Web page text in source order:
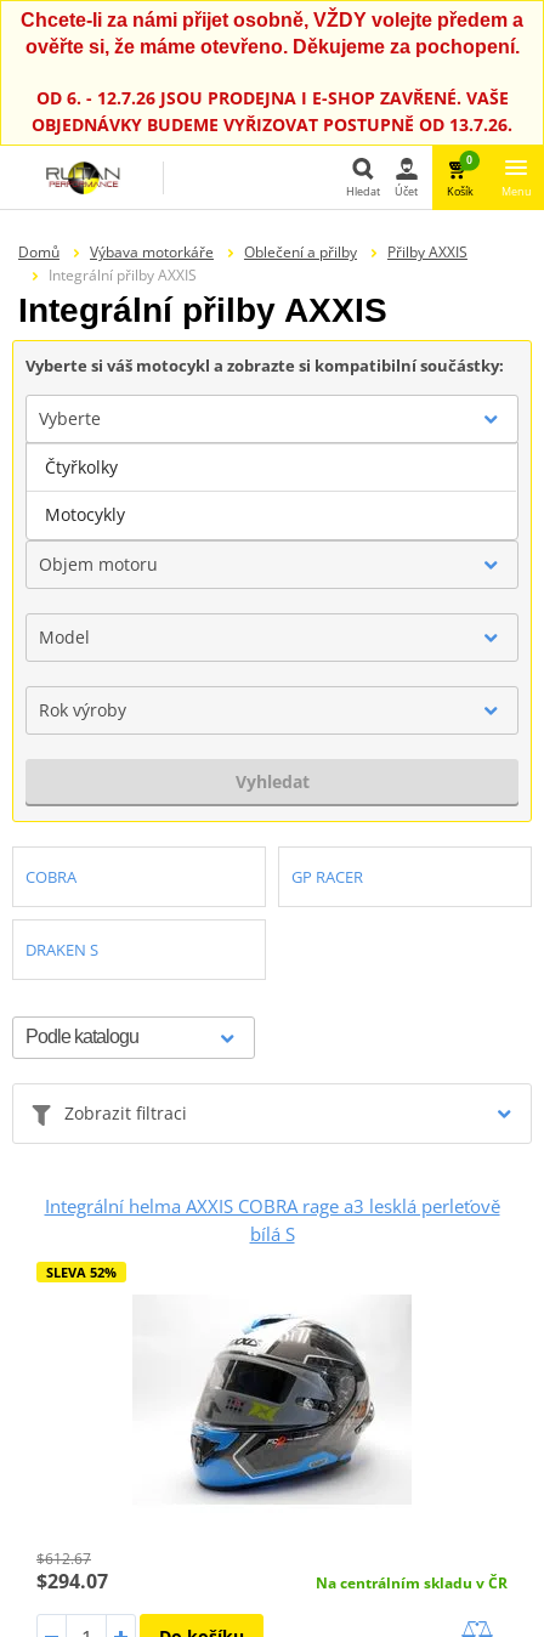
Chcete-li za námi přijet osobně, VŽDY volejte předem a
ověřte si, že máme otevřeno. Děkujeme za pochopení.
OD 6. - 12.7.26 JSOU PRODEJNA I E-SHOP ZAVŘENÉ. VAŠE
OBJEDNÁVKY BUDEME VYŘIZOVAT POSTUPNĚ OD 13.7.26.
Hledat
Hledat Účet
0
Košík Menu
Domů Výbava motorkáře Oblečení a přilby
Přilby AXXIS
Integrální přilby AXXIS
Integrální přilby AXXIS
Vyberte si váš motocykl a zobrazte si kompatibilní součástky:
Vyberte
Značka
Objem motoru
Model
Rok výroby
Vyhledat
COBRA GP RACER
DRAKEN S
Zobrazit filtraci
Integrální helma AXXIS COBRA rage a3 lesklá perleťově
bílá S
SLEVA 52%
$612.67
$294.07 Na centrálním skladu v ČR
Čtyřkolky
Motocykly